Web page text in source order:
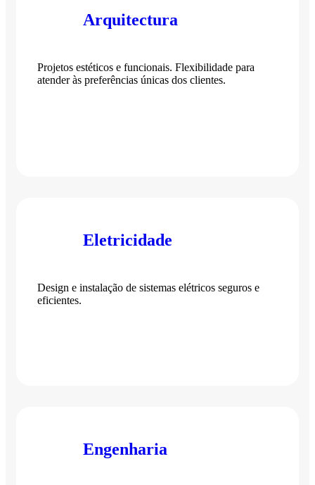
Arquitectura
Projetos estéticos e funcionais. Flexibilidade para
atender às preferências únicas dos clientes.
Eletricidade
Design e instalação de sistemas elétricos seguros e
eficientes.
Engenharia